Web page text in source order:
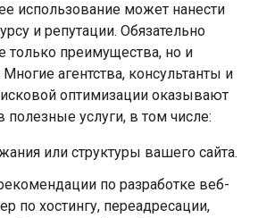
использование может нанести
и репутации. Обязательно
только преимущества, но и
агентства, консультанты и
оптимизации оказывают
полезные услуги, в том числе:
или структуры вашего сайта.
по разработке веб-
по хостингу, переадресации,